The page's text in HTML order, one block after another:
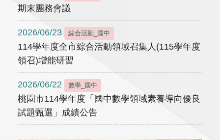
期末團務會議
2026/06/23 綜合活動_國中
114學年度全市綜合活動領域召集人(115學年度
領召)增能研習
2026/06/22 數學_國中
桃園市114學年度「國中數學領域素養導向優良
試題甄選」成績公告